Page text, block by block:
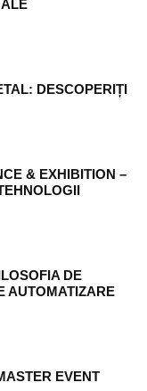
DESCOPERIȚI
& EXHIBITION –
DE
AUTOMATIZARE
EVENT